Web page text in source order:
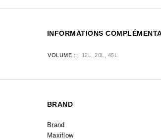
INFORMATIONS
VOLUME : 12L, 20L, 45L
BRAND
Brand
Maxiflow